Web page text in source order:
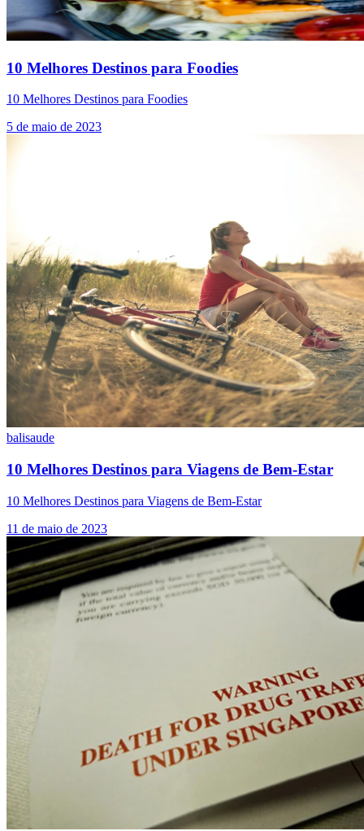
10 Melhores Destinos para Foodies
10 Melhores Destinos para Foodies
5 de maio de 2023
balisaude
10 Melhores Destinos para Viagens de Bem-Estar
10 Melhores Destinos para Viagens de Bem-Estar
11 de maio de 2023